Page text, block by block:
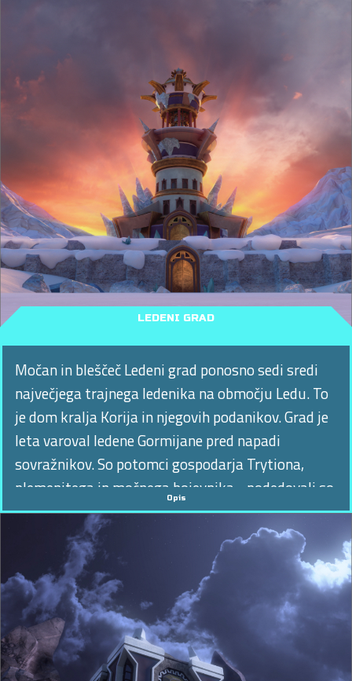
LEDENI GRAD
Močan in bleščeč Ledeni grad ponosno sedi sredi
največjega trajnega ledenika na območju Ledu. To
je dom kralja Korija in njegovih podanikov. Grad je
leta varoval ledene Gormijane pred napadi
sovražnikov. So potomci gospodarja Trytiona,
plemenitega in močnega bojevnika - podedovali so
njegovo moč in ponos!
Opis